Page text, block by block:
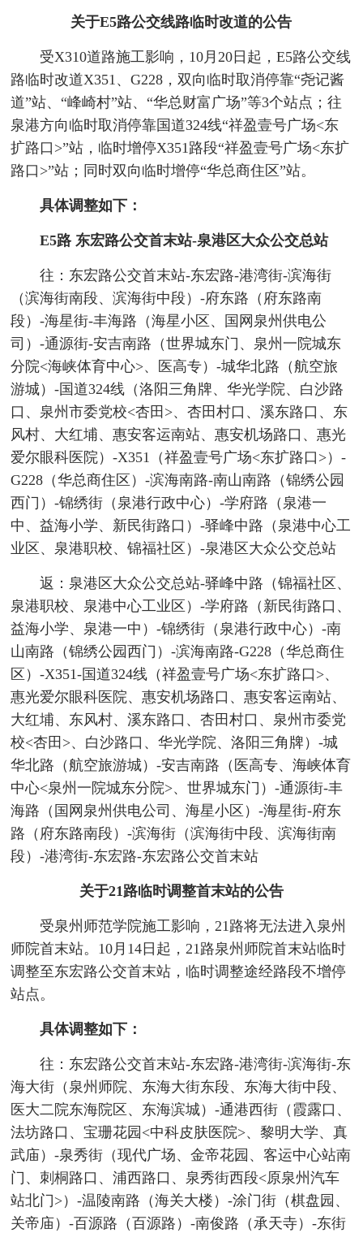
关于E5路公交线路临时改道的公告
受X310道路施工影响，10月20日起，E5路公交线
路临时改道X351、G228，双向临时取消停靠“尧记酱
道”站、“峰崎村”站、“华总财富广场”等3个站点；往
泉港方向临时取消停靠国道324线“祥盈壹号广场<东
扩路口>”站，临时增停X351路段“祥盈壹号广场<东扩
路口>”站；同时双向临时增停“华总商住区”站。
具体调整如下：
E5路 东宏路公交首末站-泉港区大众公交总站
往：东宏路公交首末站-东宏路-港湾街-滨海街
（滨海街南段、滨海街中段）-府东路（府东路南
段）-海星街-丰海路（海星小区、国网泉州供电公
司）-通源街-安吉南路（世界城东门、泉州一院城东
分院<海峡体育中心>、医高专）-城华北路（航空旅
游城）-国道324线（洛阳三角牌、华光学院、白沙路
口、泉州市委党校<杏田>、杏田村口、溪东路口、东
风村、大红埔、惠安客运南站、惠安机场路口、惠光
爱尔眼科医院）-X351（祥盈壹号广场<东扩路口>）-
G228（华总商住区）-滨海南路-南山南路（锦绣公园
西门）-锦绣街（泉港行政中心）-学府路（泉港一
中、益海小学、新民街路口）-驿峰中路（泉港中心工
业区、泉港职校、锦福社区）-泉港区大众公交总站
返：泉港区大众公交总站-驿峰中路（锦福社区、
泉港职校、泉港中心工业区）-学府路（新民街路口、
益海小学、泉港一中）-锦绣街（泉港行政中心）-南
山南路（锦绣公园西门）-滨海南路-G228（华总商住
区）-X351-国道324线（祥盈壹号广场<东扩路口>、
惠光爱尔眼科医院、惠安机场路口、惠安客运南站、
大红埔、东风村、溪东路口、杏田村口、泉州市委党
校<杏田>、白沙路口、华光学院、洛阳三角牌）-城
华北路（航空旅游城）-安吉南路（医高专、海峡体育
中心<泉州一院城东分院>、世界城东门）-通源街-丰
海路（国网泉州供电公司、海星小区）-海星街-府东
路（府东路南段）-滨海街（滨海街中段、滨海街南
段）-港湾街-东宏路-东宏路公交首末站
关于21路临时调整首末站的公告
受泉州师范学院施工影响，21路将无法进入泉州
师院首末站。10月14日起，21路泉州师院首末站临时
调整至东宏路公交首末站，临时调整途经路段不增停
站点。
具体调整如下：
往：东宏路公交首末站-东宏路-港湾街-滨海街-东
海大街（泉州师院、东海大街东段、东海大街中段、
医大二院东海院区、东海滨城）-通港西街（霞露口、
法坊路口、宝珊花园<中科皮肤医院>、黎明大学、真
武庙）-泉秀街（现代广场、金帝花园、客运中心站南
门、刺桐路口、浦西路口、泉秀街西段<原泉州汽车
站北门>）-温陵南路（海关大楼）-涂门街（棋盘园、
关帝庙）-百源路（百源路）-南俊路（承天寺）-东街